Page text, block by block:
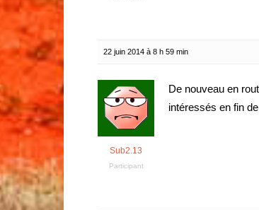
22 juin 2014 à 8 h 59 min
Sub2.13
Participant
De nouveau en
intéressés en fin